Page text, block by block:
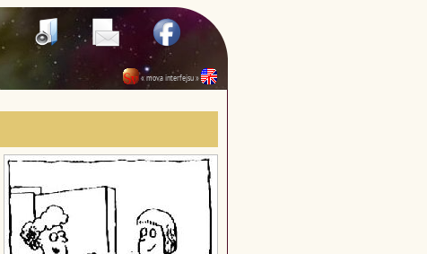
« mova interfejsu »